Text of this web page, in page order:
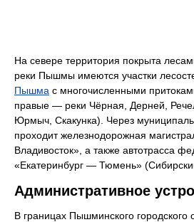
На севере территория покрыта
реки Пышмы имеются участки
Пышма с многочисленными
правые — реки Чёрная, Дерней,
Юрмыч, Скакунка). Через
проходит железнодорожная
Владивосток», а также автотрасса
«Екатеринбург — Тюмень»
Административное
В границах Пышминского городского